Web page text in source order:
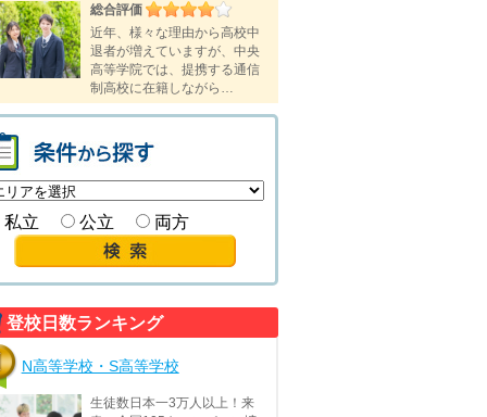
総合評価
近年、様々な理由から高校中
退者が増えていますが、中央
高等学院では、提携する通信
制高校に在籍しながら…
私立 公立 両方
登校日数ランキング
N高等学校・S高等学校
生徒数日本一3万人以上！来